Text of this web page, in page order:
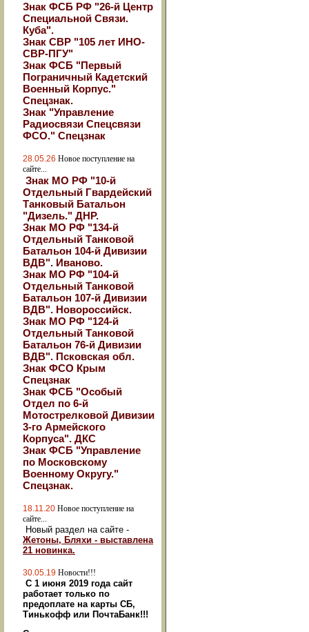
Знак ФСБ РФ "26-й Центр
Специальной Связи.
Куба".
Знак СВР "105 лет ИНО-
СВР-ПГУ"
Знак ФСБ "Первый
Пограничный Кадетский
Военный Корпус."
Спецзнак.
Знак "Управление
Радиосвязи Спецсвязи
ФСО." Спецзнак
28.05.26 Новое поступление на
сайте...
Знак МО РФ "10-й
Отдельный Гвардейский
Танковый Батальон
"Дизель." ДНР.
Знак МО РФ "134-й
Отдельный Танковой
Батальон 104-й Дивизии
ВДВ". Иваново.
Знак МО РФ "104-й
Отдельный Танковой
Батальон 107-й Дивизии
ВДВ". Новороссийск.
Знак МО РФ "124-й
Отдельный Танковой
Батальон 76-й Дивизии
ВДВ". Псковская обл.
Знак ФСО Крым
Спецзнак
Знак ФСБ "Особый
Отдел по 6-й
Мотострелковой Дивизии
3-го Армейского
Корпуса". ДКС
Знак ФСБ "Управление
по Московскому
Военному Округу."
Спецзнак.
18.11.20 Новое поступление на
сайте...
Новый раздел на сайте -
Жетоны, Бляхи - выставлена
21 новинка.
30.05.19 Новости!!!
С 1 июня 2019 года сайт
работает только по
предоплате на карты СБ,
Тинькофф или ПочтаБанк!!!